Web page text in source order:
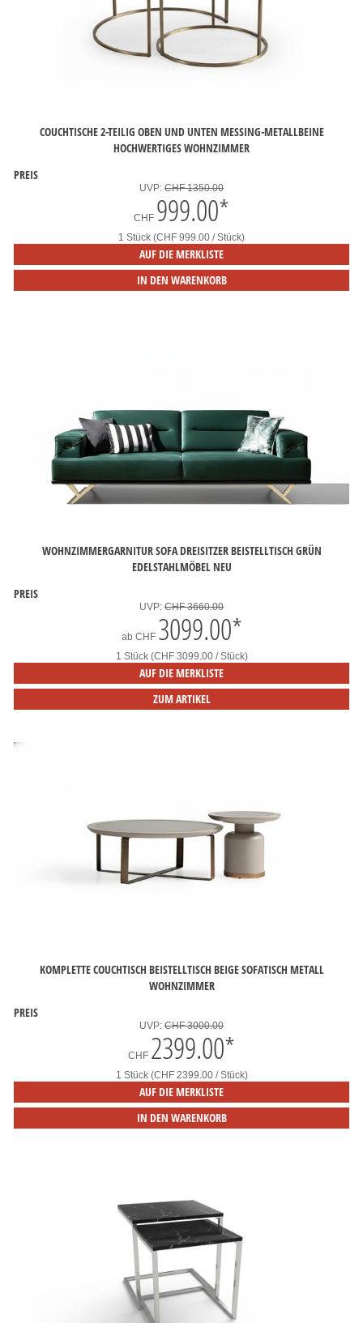
COUCHTISCHE 2-TEILIG OBEN UND UNTEN MESSING-METALLBEINE
HOCHWERTIGES WOHNZIMMER
PREIS
UVP: CHF 1350.00
CHF 999.00*
1 Stück (CHF 999.00 / Stück)
AUF DIE MERKLISTE
IN DEN WARENKORB
WOHNZIMMERGARNITUR SOFA DREISITZER BEISTELLTISCH GRÜN
EDELSTAHLMÖBEL NEU
PREIS
UVP: CHF 3660.00
ab CHF 3099.00*
1 Stück (CHF 3099.00 / Stück)
AUF DIE MERKLISTE
ZUM ARTIKEL
KOMPLETTE COUCHTISCH BEISTELLTISCH BEIGE SOFATISCH METALL
WOHNZIMMER
PREIS
UVP: CHF 3000.00
CHF 2399.00*
1 Stück (CHF 2399.00 / Stück)
AUF DIE MERKLISTE
IN DEN WARENKORB